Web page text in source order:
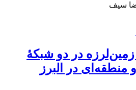
سیف
زمین‌لرزه در دو شبکۀ
در البرز